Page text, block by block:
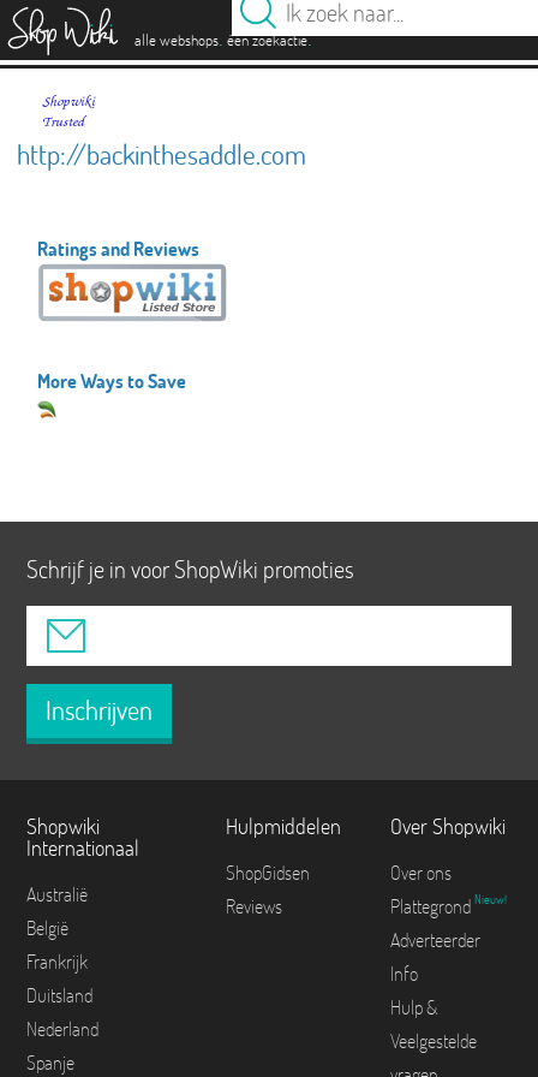
alle webshops. één zoekactie.
http://backinthesaddle.com
Ratings and Reviews
More Ways to Save
Schrijf je in voor ShopWiki promoties
Inschrijven
Shopwiki
Internationaal
Australië
België
Frankrijk
Duitsland
Nederland
Spanje
Hulpmiddelen
ShopGidsen
Reviews
Over Shopwiki
Over ons
Plattegrond Nieuw!
Adverteerder
Info
Hulp &
Veelgestelde